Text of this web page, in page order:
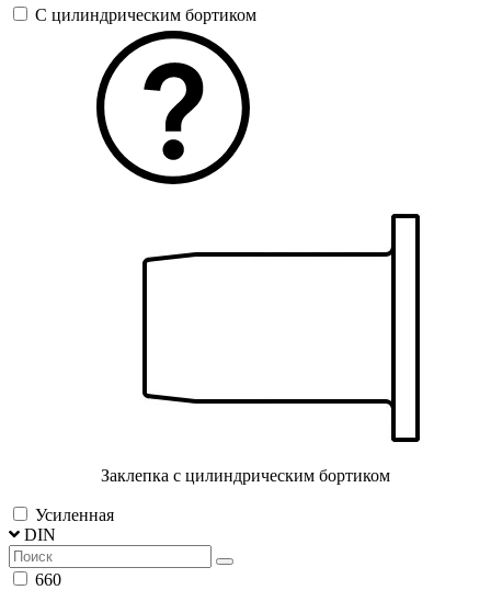
С цилиндрическим бортиком
Заклепка с цилиндрическим бортиком
Усиленная
DIN
660